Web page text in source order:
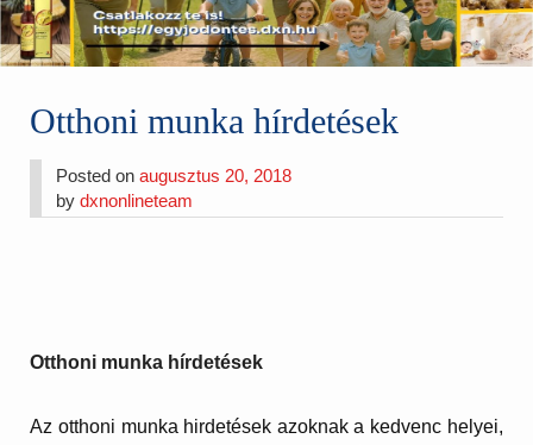
Otthoni munka hírdetések
Posted onaugusztus 20, 2018
bydxnonlineteam
Otthoni munka hírdetések
Az otthoni munka hirdetések azoknak a kedvenc helyei,